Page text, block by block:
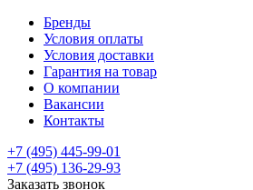
Бренды
Условия оплаты
Условия доставки
Гарантия на товар
О компании
Вакансии
Контакты
+7 (495) 445-99-01
+7 (495) 136-29-93
Заказать звонок